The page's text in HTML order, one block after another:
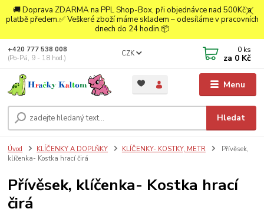
🚚 Doprava ZDARMA na PPL Shop-Box, při objednávce nad 500Kč a
platbě předem.✅ Veškeré zboží máme skladem – odesíláme v pracovních
dnech do 24 hodin.📦
Menu
CZK
Hledat
+420 777 538 008
(Po-Pá, 9 - 18 hod.)
0 ks
za 0 Kč
Úvod KLÍČENKY A DOPLŇKY KLÍČENKY- KOSTKY, METR
Přívěsek,
klíčenka- Kostka hrací čirá
Přívěsek, klíčenka- Kostka hrací
čirá